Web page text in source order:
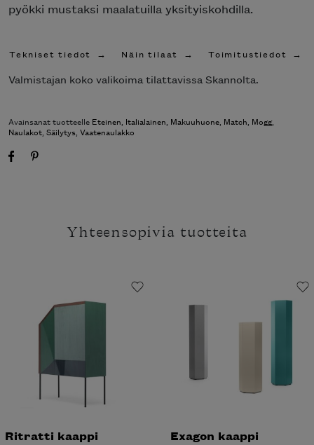
pyökki mustaksi maalatuilla yksityiskohdilla.
Tekniset tiedot Näin tilaat Toimitustiedot
Valmistajan koko valikoima tilattavissa Skannolta.
Avainsanat tuotteelle Eteinen, Italialainen, Makuuhuone, Match, Mogg,
Naulakot, Säilytys, Vaatenaulakko
Yhteensopivia tuotteita
Ritratti kaappi Exagon kaappi